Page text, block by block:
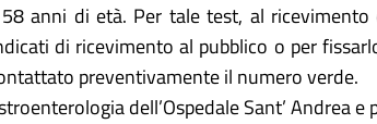
anni di età. Per tale test, al
di ricevimento al pubblico o per
preventivamente il numero verde.
dell’Ospedale Sant’ Andrea e